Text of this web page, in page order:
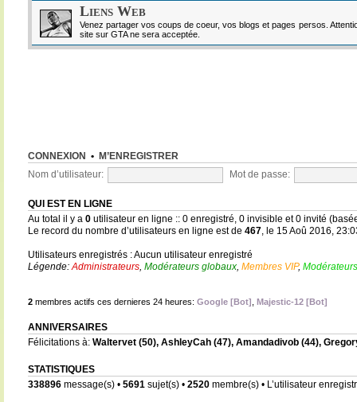
Liens Web
Venez partager vos coups de coeur, vos blogs et pages persos.
site sur GTA ne sera acceptée.
CONNEXION • M’ENREGISTRER
Nom d’utilisateur: Mot de passe:
QUI EST EN LIGNE
Au total il y a 0utilisateur en ligne :: 0 enregistré, 0 invisible et 0 invité
Le record du nombre d’utilisateurs en ligne est de 467, le 15 Aoû 2016,
Utilisateurs enregistrés : Aucun utilisateur enregistré
Légende:Administrateurs, Modérateurs globaux, Membres VIP,
2membres actifs ces dernieres 24 heures: Google [Bot] Majestic-12 [Bot]
ANNIVERSAIRES
Félicitations à: Waltervet(50), AshleyCah(47), Amandadivob(44),
STATISTIQUES
338896message(s) • 5691sujet(s) • 2520membre(s) • L’utilisateur